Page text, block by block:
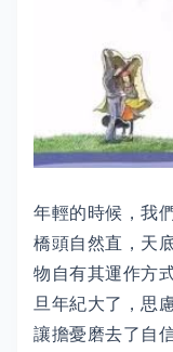
年輕的時候，我
橋頭自然直，天
物自有其運作方
旦年紀大了，思
讓擔憂磨去了自